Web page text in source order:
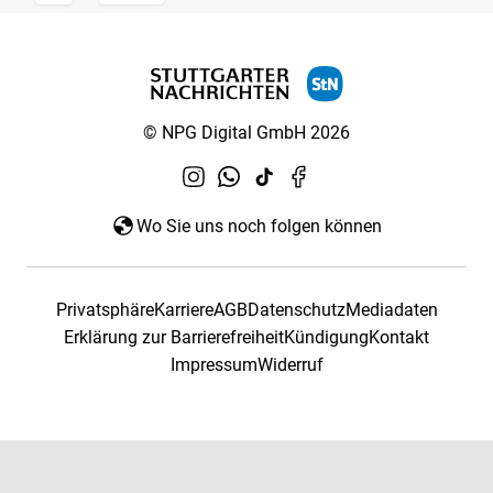
© NPG Digital GmbH 2026
Wo Sie uns noch folgen können
PrivatsphäreKarriereAGBDatenschutzMediadaten
Erklärung zur BarrierefreiheitKündigungKontakt
ImpressumWiderruf